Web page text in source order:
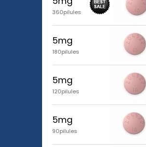
360pilules
5mg
180pilules
5mg
120pilules
5mg
90pilules